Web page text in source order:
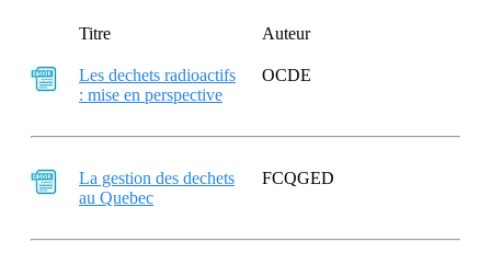
Titre Auteur
Les dechets radioactifs
: mise en perspective
OCDE
La gestion des dechets
au Quebec
FCQGED